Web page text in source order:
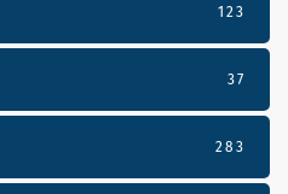
123
37
283